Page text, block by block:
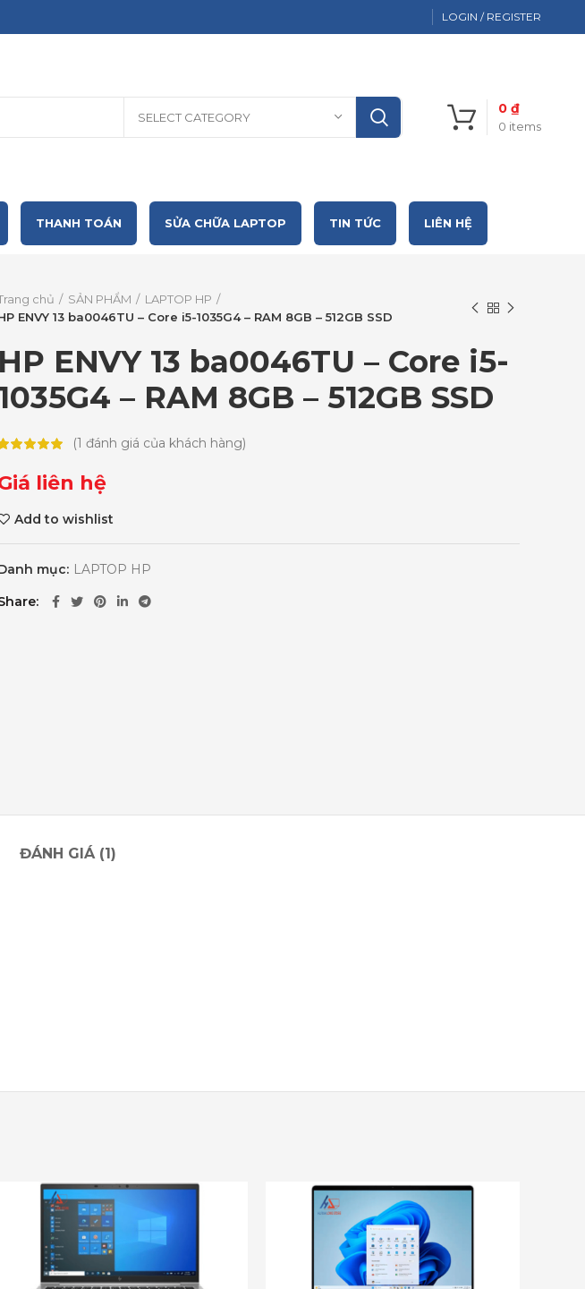
LOGIN / REGISTER
SELECT CATEGORY
0 items
0₫
THANH TOÁN SỬA CHỮA LAPTOP TIN TỨC LIÊN HỆ
chủ SẢN PHẨM
LAPTOP HP
ENVY 13 ba0046TU – Core i5-1035G4 – RAM 8GB – 512GB SSD
HP ENVY 13 ba0046TU – Core i5-
– RAM 8GB – 512GB SSD
(1 đánh giá của khách hàng)
liên hệ
Add to wishlist
mục: LAPTOP HP
ĐÁNH GIÁ (1)